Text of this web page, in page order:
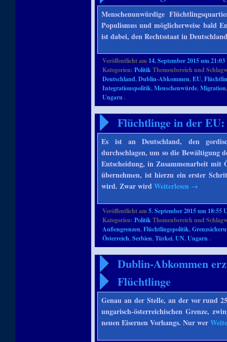
Menschenunwürdige
Populismus und möglicherweise bald
ist dabei, den Rechtsstaat in
Veröffentlicht am 14. September 2015 um
Kategorien:PolitikThemenbereich und
Deutschland,Dublin-Abkommen,EU,
Integrationspolitik,Menschenwürde,Migration
Ungarn.
Flüchtlinge in der
Es ist an Deutschland, den
durchschlagen, um so die Bewältigung
Entscheidung, in Zusammenarbeit mit
übernehmen, ist hierzu ein erster
wird. Zwar wirdWeiterlesen →
Veröffentlicht am5. September 2015 um 18:55
Kategorien:PolitikThemenbereich und
Außengrenzen,Flüchtlingspolitik,
Österreich,Serbien,Türkei,UN,Ungarn.
Dublin-Abkommen
Flüchtlinge
Genau an der Stelle, an der vor rund
ungarisch-österreichischen Grenze,
neuen Eisernen Vorhangs. Nur wer